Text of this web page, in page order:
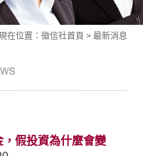
在位置： 徵信社首頁 > 最新消息
假投資為什麼會變